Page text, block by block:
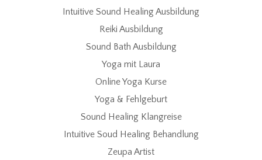
Intuitive Sound Healing Ausbildung
Reiki Ausbildung
Sound Bath Ausbildung
Yoga mit Laura
Online Yoga Kurse
Yoga & Fehlgeburt
Sound Healing Klangreise
Intuitive Soud Healing Behandlung
Zeupa Artist